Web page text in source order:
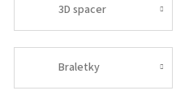
3D spacer
Braletky